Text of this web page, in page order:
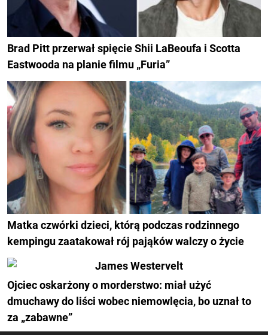
Brad Pitt przerwał spięcie Shii LaBeoufa i Scotta
Eastwooda na planie filmu „Furia”
Matka czwórki dzieci, którą podczas rodzinnego
kempingu zaatakował rój pająków walczy o życie
Ojciec oskarżony o morderstwo: miał użyć
dmuchawy do liści wobec niemowlęcia, bo uznał to
za „zabawne”